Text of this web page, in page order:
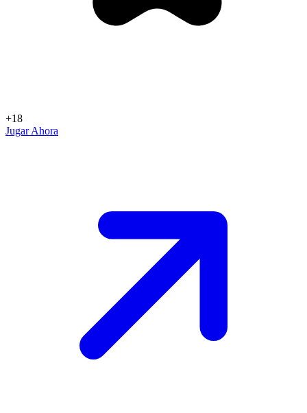
+18
Jugar Ahora